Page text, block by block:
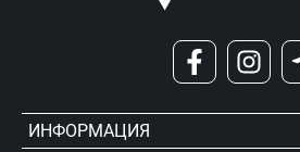
ИНФОРМАЦИЯ